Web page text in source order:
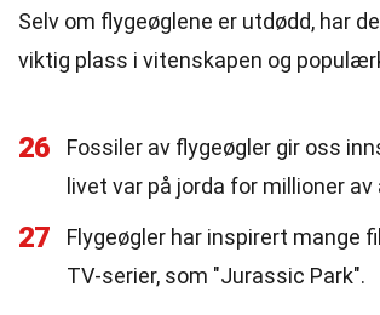
Selv om flygeøglene er utdødd, har
viktig plass i vitenskapen og
26
Fossiler av flygeøgler gir oss
livet var på jorda for millioner av
27
Flygeøgler har inspirert mange
TV-serier, som "Jurassic Park".